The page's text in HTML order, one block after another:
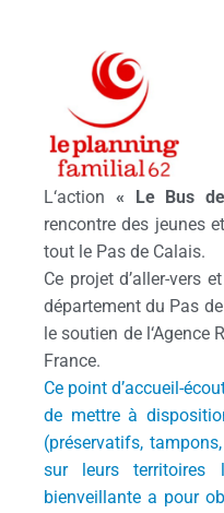
L‘action « Le Bus
rencontre des jeunes
tout le Pas de Calais.
Ce projet d’aller-vers
département du Pas
le soutien de ‘Agence
France.
Ce point d’accueil-
de mettre à
(préservatifs,
sur leurs territoires
bienveillante a pour